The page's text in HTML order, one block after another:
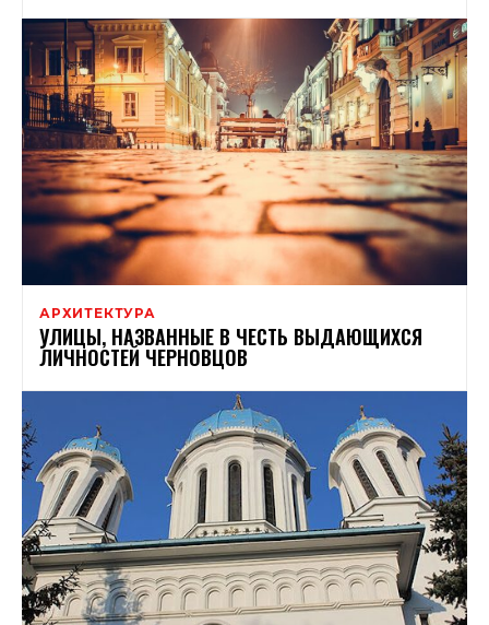
АРХИТЕКТУРА
УЛИЦЫ, НАЗВАННЫЕ В ЧЕСТЬ ВЫДАЮЩИХСЯ
ЛИЧНОСТЕЙ ЧЕРНОВЦОВ